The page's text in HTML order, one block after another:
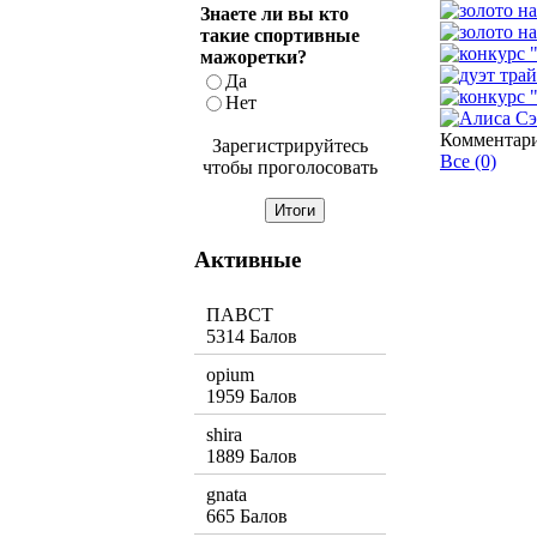
Все (0)
Знаете ли вы кто
такие спортивные
мажоретки?
Да
Нет
Зарегистрируйтесь
чтобы проголосовать
Активные
ПАВСТ
5314 Балов
opium
1959 Балов
shira
1889 Балов
gnata
665 Балов